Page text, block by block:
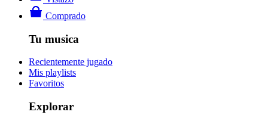
Comprado
Tu musica
Recientemente jugado
Mis playlists
Favoritos
Explorar